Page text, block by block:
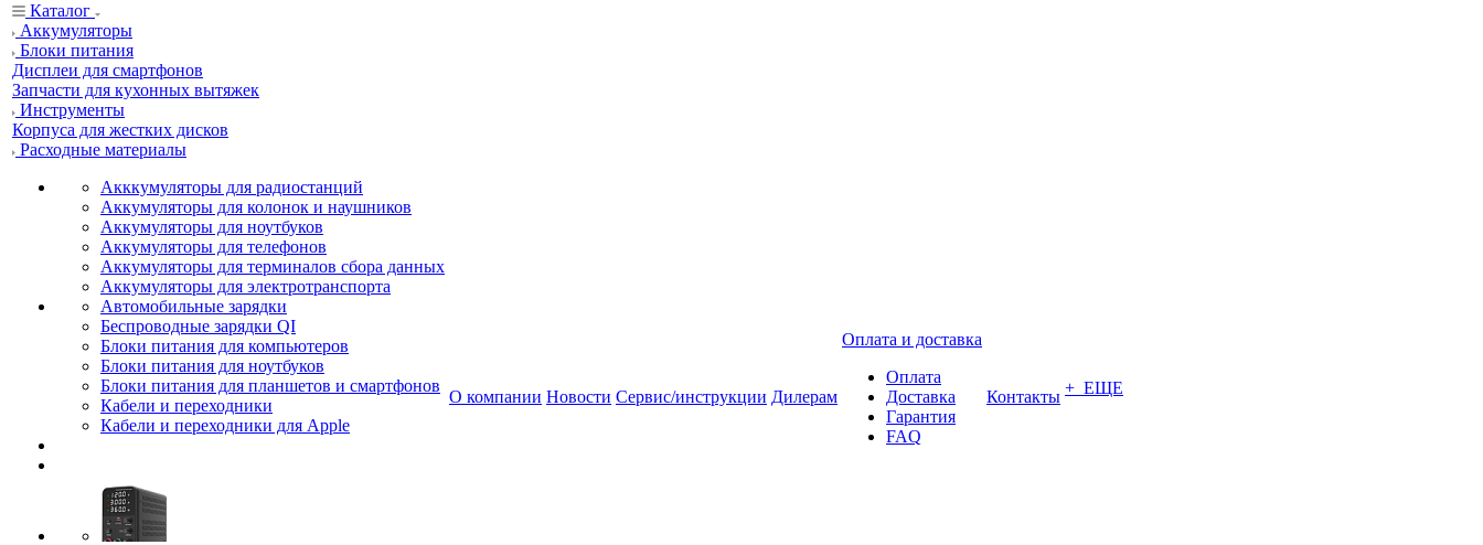
Каталог
Аккумуляторы
Блоки питания
Дисплеи для смартфонов
Запчасти для кухонных вытяжек
Инструменты
Корпуса для жестких дисков
Расходные материалы
Акккумуляторы для радиостанций
Аккумуляторы для колонок и наушников
Аккумуляторы для ноутбуков
Аккумуляторы для телефонов
Аккумуляторы для терминалов сбора данных
Аккумуляторы для электротранспорта
Автомобильные зарядки
Беспроводные зарядки QI
Блоки питания для компьютеров
Блоки питания для ноутбуков
Блоки питания для планшетов и смартфонов
Кабели и переходники
Кабели и переходники для Apple
О компании Новости Сервис/инструкции Дилерам
Оплата и доставка
Оплата
Доставка
Гарантия
FAQ
Контакты + ЕЩЕ